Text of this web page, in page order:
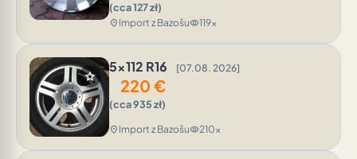
(cca 127 zł)
location_on Import z Bazošuvisibility119x
star
5x112 R16 [07.08. 2026]
220 €
(cca 935 zł)
location_on Import z Bazošuvisibility210x